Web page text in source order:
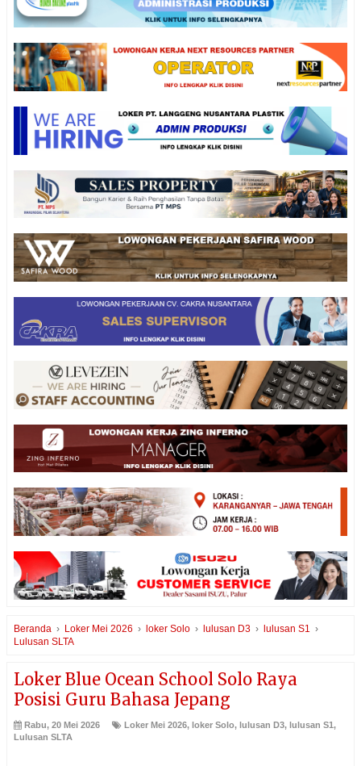
Beranda › Loker Mei 2026 › loker Solo › lulusan D3 › lulusan S1
›
Lulusan SLTA
Loker Blue Ocean School Solo Raya
Posisi Guru Bahasa Jepang
Rabu, 20 Mei 2026 Loker Mei 2026, loker Solo, lulusan D3, lulusan S1,
Lulusan SLTA